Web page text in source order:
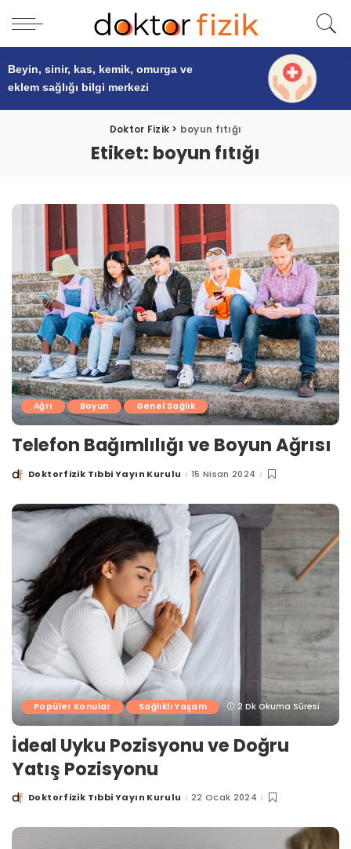
Beyin, sinir, kas, kemik, omurga ve
eklem sağlığı bilgi merkezi
Doktor Fizik > boyun fıtığı
Etiket: boyun fıtığı
Ağrı Boyun Genel Sağlık
Telefon Bağımlılığı ve Boyun Ağrısı
PostedDoktorfizik Tıbbi Yayın Kurulu 15 Nisan 2024
Popüler Konular Sağlıklı Yaşam 2 Dk Okuma Süresi
İdeal Uyku Pozisyonu ve Doğru
Yatış Pozisyonu
PostedDoktorfizik Tıbbi Yayın Kurulu 22 Ocak 2024